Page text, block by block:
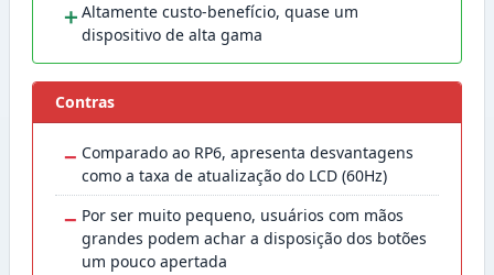
＋ Altamente custo-benefício, quase um
dispositivo de alta gama
Contras
− Comparado ao RP6, apresenta desvantagens
como a taxa de atualização do LCD (60Hz)
− Por ser muito pequeno, usuários com mãos
grandes podem achar a disposição dos botões
um pouco apertada